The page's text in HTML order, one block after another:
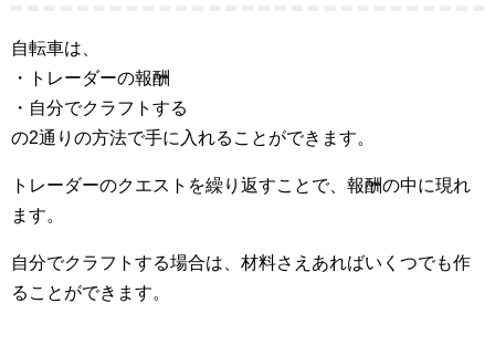
自転車は、
・トレーダーの報酬
・自分でクラフトする
の2通りの方法で手に入れることができます。
トレーダーのクエストを繰り返すことで、報酬の中に現れ
ます。
自分でクラフトする場合は、材料さえあればいくつでも作
ることができます。